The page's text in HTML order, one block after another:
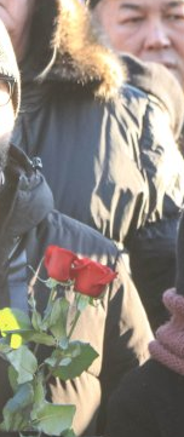
XXI
Авг 5, 2026 0
Именно
свою жизнь